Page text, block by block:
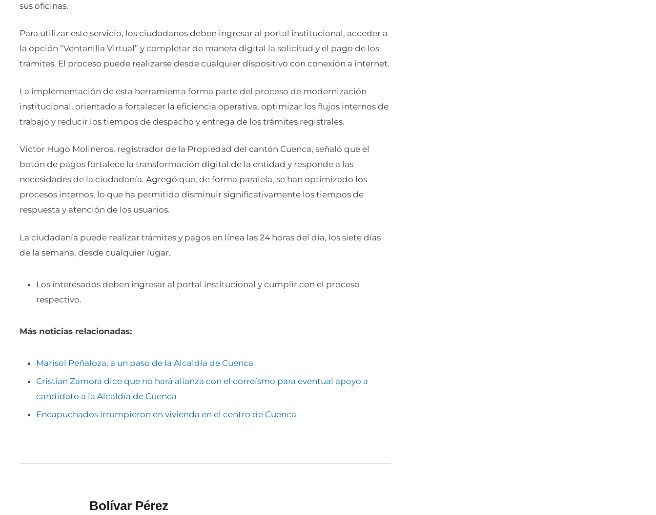
sus oficinas.
Para utilizar este servicio, los ciudadanos deben ingresar al portal institucional, acceder a
la opción “Ventanilla Virtual” y completar de manera digital la solicitud y el pago de los
trámites. El proceso puede realizarse desde cualquier dispositivo con conexión a internet.
La implementación de esta herramienta forma parte del proceso de modernización
institucional, orientado a fortalecer la eficiencia operativa, optimizar los flujos internos de
trabajo y reducir los tiempos de despacho y entrega de los trámites registrales.
Víctor Hugo Molineros, registrador de la Propiedad del cantón Cuenca, señaló que el
botón de pagos fortalece la transformación digital de la entidad y responde a las
necesidades de la ciudadanía. Agregó que, de forma paralela, se han optimizado los
procesos internos, lo que ha permitido disminuir significativamente los tiempos de
respuesta y atención de los usuarios.
La ciudadanía puede realizar trámites y pagos en línea las 24 horas del día, los siete días
de la semana, desde cualquier lugar.
Los interesados deben ingresar al portal institucional y cumplir con el proceso
respectivo.
Más noticias relacionadas:
Marisol Peñaloza, a un paso de la Alcaldía de Cuenca
Cristian Zamora dice que no hará alianza con el correísmo para eventual apoyo a
candidato a la Alcaldía de Cuenca
Encapuchados irrumpieron en vivienda en el centro de Cuenca
Bolívar Pérez